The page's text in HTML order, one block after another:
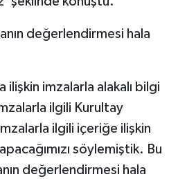
değerlendirmesi hala
ilişkin imzalarla alakalı bilgi
ilgili Kurultay
ilgili içeriğe ilişkin
söylemiştik. Bu
değerlendirmesi hala